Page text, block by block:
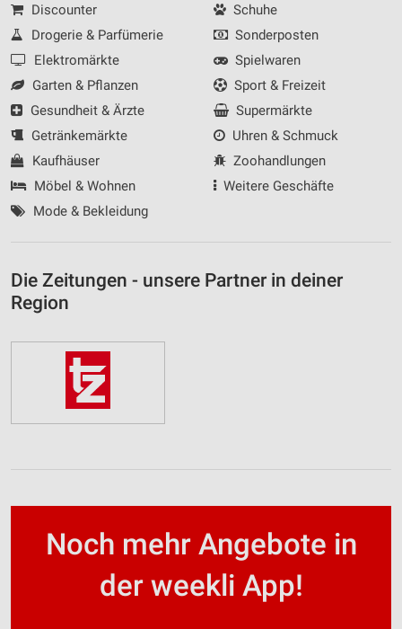
Discounter
Drogerie & Parfümerie
Elektromärkte
Garten & Pflanzen
Gesundheit & Ärzte
Getränkemärkte
Kaufhäuser
Möbel & Wohnen
Mode & Bekleidung
Schuhe
Sonderposten
Spielwaren
Sport & Freizeit
Supermärkte
Uhren & Schmuck
Zoohandlungen
Weitere Geschäfte
Die Zeitungen - unsere Partner in deiner
Region
Noch mehr Angebote in
der weekli App!